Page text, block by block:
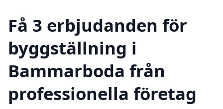
Få 3 erbjudanden för
byggställning i
Bammarboda från
professionella företag